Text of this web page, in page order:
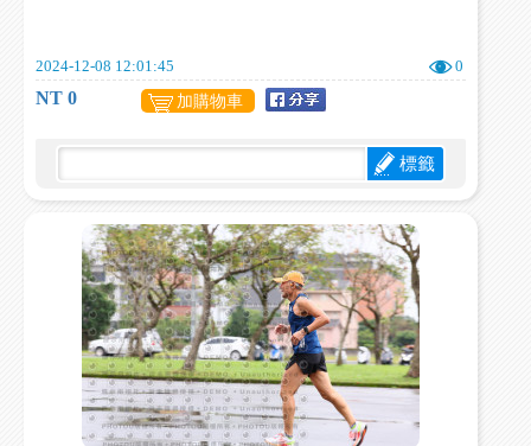
2024-12-08 12:01:45 0
NT 0 加購物車
標籤